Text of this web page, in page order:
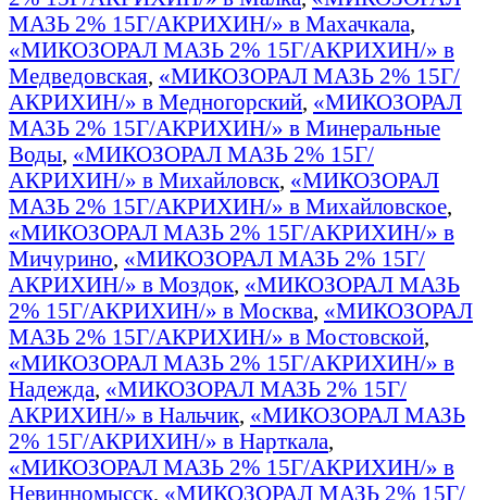
МАЗЬ 2% 15Г/АКРИХИН/» в Махачкала,
«МИКОЗОРАЛ МАЗЬ 2% 15Г/АКРИХИН/» в
Медведовская, «МИКОЗОРАЛ МАЗЬ 2% 15Г/
АКРИХИН/» в Медногорский, «МИКОЗОРАЛ
МАЗЬ 2% 15Г/АКРИХИН/» в Минеральные
Воды, «МИКОЗОРАЛ МАЗЬ 2% 15Г/
АКРИХИН/» в Михайловск, «МИКОЗОРАЛ
МАЗЬ 2% 15Г/АКРИХИН/» в Михайловское,
«МИКОЗОРАЛ МАЗЬ 2% 15Г/АКРИХИН/» в
Мичурино, «МИКОЗОРАЛ МАЗЬ 2% 15Г/
АКРИХИН/» в Моздок, «МИКОЗОРАЛ МАЗЬ
2% 15Г/АКРИХИН/» в Москва, «МИКОЗОРАЛ
МАЗЬ 2% 15Г/АКРИХИН/» в Мостовской,
«МИКОЗОРАЛ МАЗЬ 2% 15Г/АКРИХИН/» в
Надежда, «МИКОЗОРАЛ МАЗЬ 2% 15Г/
АКРИХИН/» в Нальчик, «МИКОЗОРАЛ МАЗЬ
2% 15Г/АКРИХИН/» в Нарткала,
«МИКОЗОРАЛ МАЗЬ 2% 15Г/АКРИХИН/» в
Невинномысск, «МИКОЗОРАЛ МАЗЬ 2% 15Г/